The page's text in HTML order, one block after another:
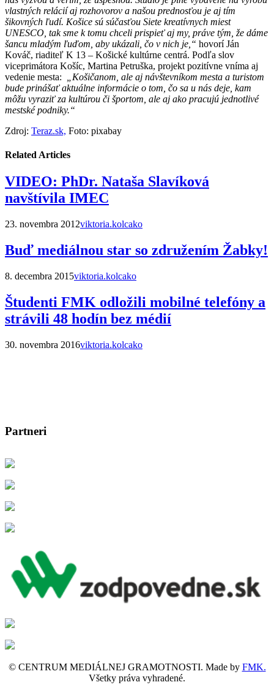
vlastných relácií aj rozhovorov a našou prednosťou je aj tím
šikovných ľudí. Košice sú súčasťou Siete kreatívnych miest
UNESCO, tak sme k tomu chceli prispieť aj my, práve tým, že dáme
šancu mladým ľuďom, aby ukázali, čo v nich je,“ hovorí Ján
Kováč, riaditeľ K 13 – Košické kultúrne centrá. Podľa slov
viceprimátora Košíc, Martina Petruška, projekt pozitívne vníma aj
vedenie mesta:
„Košičanom, ale aj návštevníkom mesta a turistom
bude prinášať aktuálne informácie o tom, čo sa u nás deje, kam
môžu vyraziť za kultúrou či športom, ale aj ako pracujú jednotlivé
mestské podniky.“
Zdroj: Teraz.sk, Foto: pixabay
Related Articles
VIDEO: PhDr. Nataša Slavíková
navštívila IMEC
23. novembra 2012viktoria.kolcako
Buď mediálnou star so združením Žabky!
8. decembra 2015viktoria.kolcako
Študenti FMK odložili mobilné telefóny a
strávili 48 hodín bez médií
30. novembra 2016viktoria.kolcako
Partneri
© CENTRUM MEDIÁLNEJ GRAMOTNOSTI. Made by FMK.
Všetky práva vyhradené.